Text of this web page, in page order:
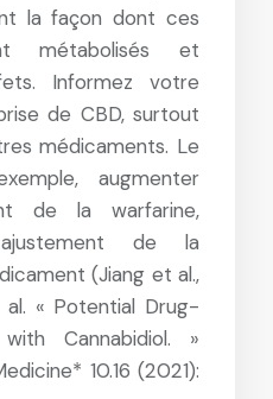
la façon dont ces
métabolisés et
Informez votre
de CBD, surtout
médicaments. Le
augmenter
de la warfarine,
de la
(Jiang et al.,
al. « Potential Drug-
Cannabidiol. »
10.16 (2021):